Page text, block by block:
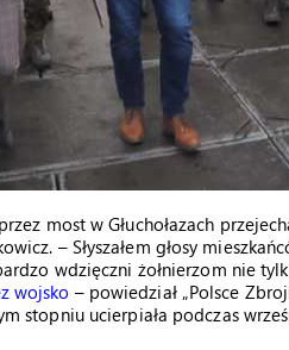
most w Głuchołazach
– Słyszałem głosy
wdzięczni żołnierzom nie
wojsko – powiedział „Polsce
stopniu ucierpiała podczas